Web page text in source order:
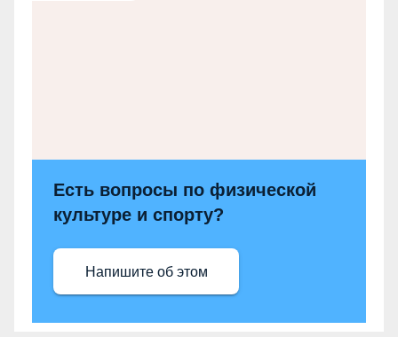
Есть вопросы по физической
культуре и спорту?
Напишите об этом